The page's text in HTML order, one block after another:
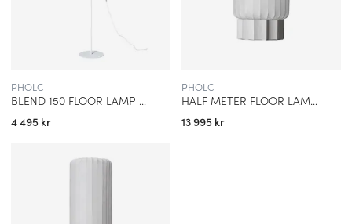
PHOLC
BLEND 150 FLOOR LAMP TRAFFIC WHITE, BRASS
4 495 kr
PHOLC
HALF METER FLOOR LAMP COCOON, ALUMINIUM
13 995 kr